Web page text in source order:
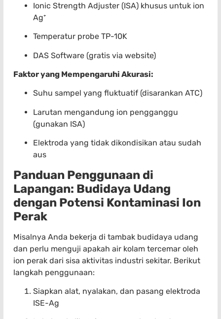
Ionic Strength Adjuster (ISA) khusus untuk ion
Ag⁺
Temperatur probe TP-10K
DAS Software (gratis via website)
Faktor yang Mempengaruhi Akurasi:
Suhu sampel yang fluktuatif (disarankan ATC)
Larutan mengandung ion pengganggu
(gunakan ISA)
Elektroda yang tidak dikondisikan atau sudah
aus
Panduan Penggunaan di
Lapangan: Budidaya Udang
dengan Potensi Kontaminasi Ion
Perak
Misalnya Anda bekerja di tambak budidaya udang
dan perlu menguji apakah air kolam tercemar oleh
ion perak dari sisa aktivitas industri sekitar. Berikut
langkah penggunaan:
Siapkan alat, nyalakan, dan pasang elektroda
ISE-Ag